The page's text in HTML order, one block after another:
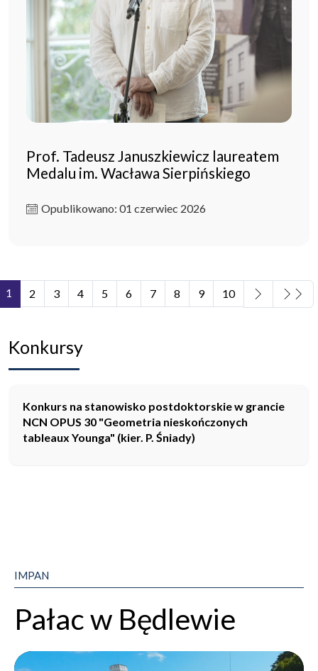
Prof. Tadeusz Januszkiewicz laureatem
Medalu im. Wacława Sierpińskiego
Opublikowano: 01 czerwiec 2026
Strona 1 z 11
1 2 3 4 5 6 7 8 9 10
Konkursy
Konkurs na stanowisko postdoktorskie w grancie
NCN OPUS 30 "Geometria nieskończonych
tableaux Younga" (kier. P. Śniady)
IMPAN
Pałac w Będlewie